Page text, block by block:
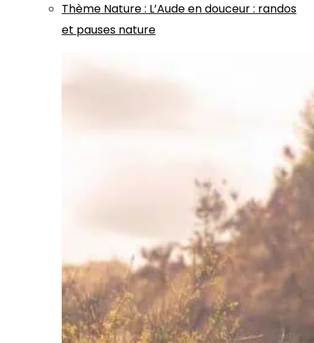
Thème Nature: L’Aude en douceur : randos
et pauses nature